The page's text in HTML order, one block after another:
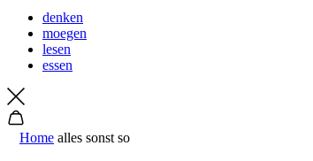
denken
moegen
lesen
essen
Home alles sonst so